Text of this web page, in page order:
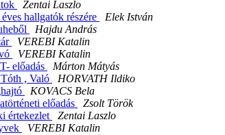
Zentai Laszlo
hallgatók részére
Elek István
Hajdu András
VEREBI Katalin
VEREBI Katalin
előadás
Márton Mátyás
, Való
HORVATH Ildiko
KOVACS Bela
előadás
Zsolt Török
értekezlet
Zentai Laszlo
VEREBI Katalin